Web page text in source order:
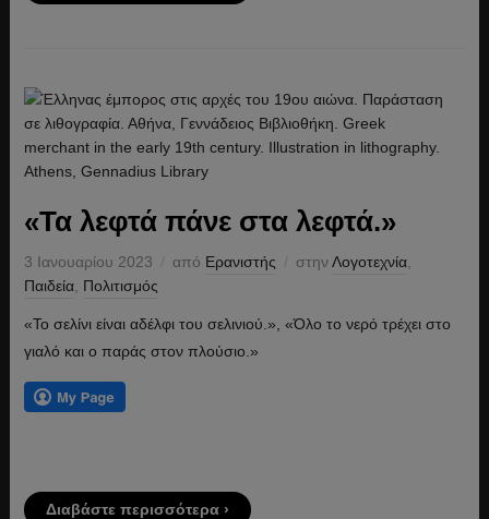
«Τα λεφτά πάνε στα λεφτά.»
3 Ιανουαρίου 2023 από Ερανιστής στηνΛογοτεχνία,
Παιδεία, Πολιτισμός
«Το σελίνι είναι αδέλφι του σελινιού.», «Όλο το νερό τρέχει στο
γιαλό και ο παράς στον πλούσιο.»
Διαβάστε περισσότερα ›